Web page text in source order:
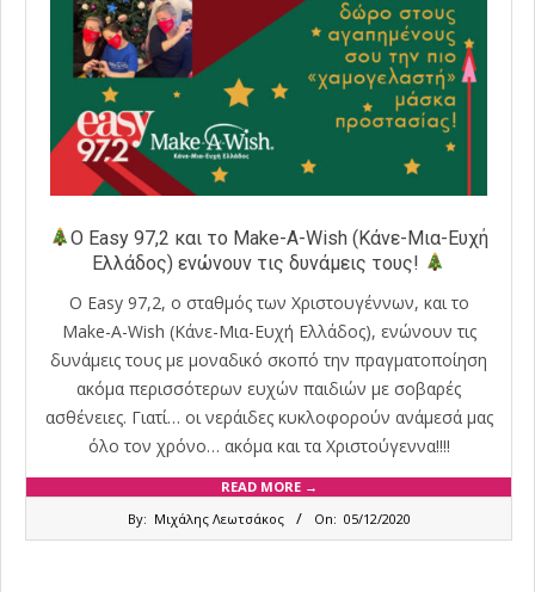
Ο Easy 97,2 και το Make-A-Wish (Κάνε-Μια-Ευχή
Ελλάδος) ενώνουν τις δυνάμεις τους!
O Easy 97,2, o σταθμός των Χριστουγέννων, και το
Make-A-Wish (Κάνε-Μια-Ευχή Ελλάδος), ενώνουν τις
δυνάμεις τους με μοναδικό σκοπό την πραγματοποίηση
ακόμα περισσότερων ευχών παιδιών με σοβαρές
ασθένειες. Γιατί… οι νεράιδες κυκλοφορούν ανάμεσά μας
όλο τον χρόνο… ακόμα και τα Χριστούγεννα!!!!
READ MORE →
By: Μιχάλης Λεωτσάκος On: 05/12/2020